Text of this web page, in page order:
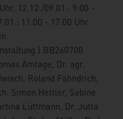
12.12./09.01.: 9:00 -
11:00 - 17:00 Uhr
| BB260700
Amtage, Dr. agr.
Roland Fähndrich,
Simon Hettler, Sabine
Lüttmann, Dr. Jutta